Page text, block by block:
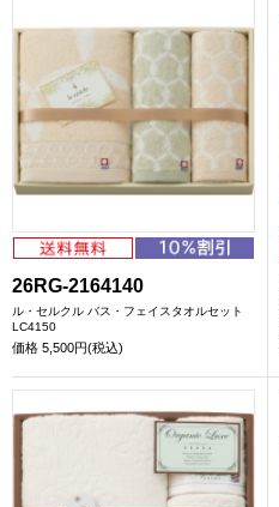
26RG-2164140
ル・セルクル バス・フェイスタオルセット
LC4150
価格 5,500円(税込)